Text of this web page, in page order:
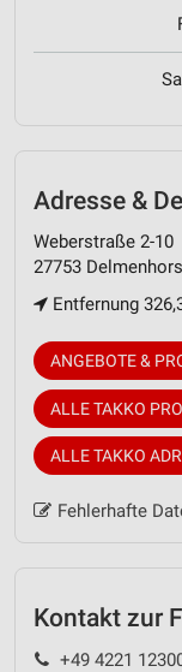
Adresse &
Weberstraße 2-10
27753
Entfernung
ANGEBOTE &
ALLE TAKKO
ALLE TAKKO
Fehlerhafte
Kontakt zur
+49 4221